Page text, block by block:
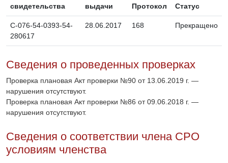
свидетельства
выдачи
Протокол Статус
C-076-54-0393-54-
280617
28.06.2017 168 Прекращено
Сведения о проведенных проверках
Проверка плановая Акт проверки №90 от 13.06.2019 г. —
нарушения отсутствуют.
Проверка плановая Акт проверки №86 от 09.06.2018 г. —
нарушения отсутствуют.
Сведения о соответствии члена СРО
условиям членства